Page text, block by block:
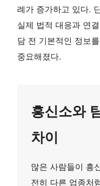
례가 증가하고 있다.
실제 법적 대응과 연
담 전 기본적인 정보
중요해졌다.
흥신소와
차이
많은 사람들이 흥
전히 다른 업종처